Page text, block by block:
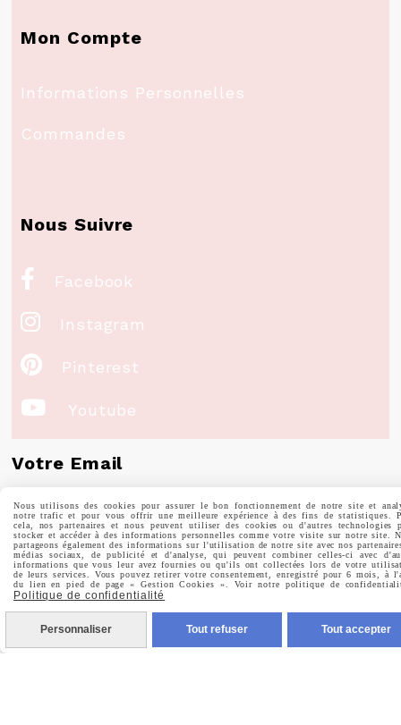
Mon Compte
Informations Personnelles
Commandes
Nous Suivre
 Facebook
 Instagram
 Pinterest
 Youtube
Votre Email
Prénom
Nous utilisons des cookies pour assurer le bon fonctionnement de notre site et
notre trafic et pour vous offrir une meilleure expérience à des fins de statistiques.
cela, nos partenaires et nous peuvent utiliser des cookies ou d'autres technologies
stocker et accéder à des informations personnelles comme votre visite sur notre site.
partageons également des informations sur l'utilisation de notre site avec nos
médias sociaux, de publicité et d'analyse, qui peuvent combiner celles-ci avec
informations que vous leur avez fournies ou qu'ils ont collectées lors de votre
de leurs services. Vous pouvez retirer votre consentement, enregistré pour 6 mois, à
du lien en pied de page « Gestion Cookies ». Voir notre politique de
Politique de confidentialité
Personnaliser Tout refuser Tout accepter